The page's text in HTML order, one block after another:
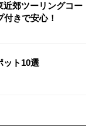
近郊ツーリングコー
きで安心！
ット10選